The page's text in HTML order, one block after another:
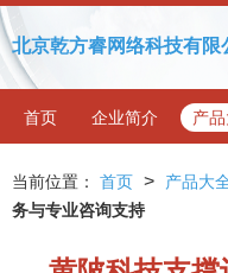
北京乾方睿网络科技有限
首页 企业简介 产
当前位置： 首页 > 产品大
务与专业咨询支持